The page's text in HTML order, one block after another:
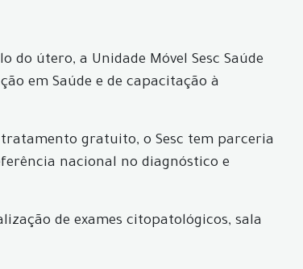
do útero, a Unidade Móvel Sesc Saúde
em Saúde e de capacitação à
gratuito, o Sesc tem parceria
nacional no diagnóstico e
de exames citopatológicos, sala